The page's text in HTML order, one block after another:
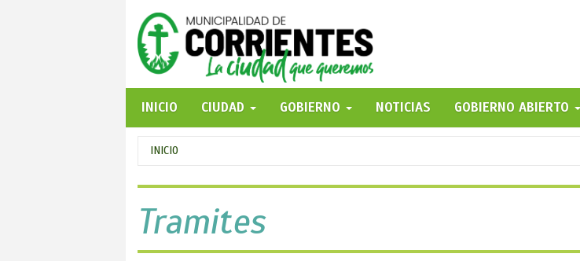
INICIO
CIUDAD GOBIERNO NOTICIAS GOBIERNO ABIERTO
Se
encuentra
usted
aquí
INICIO
Tramites